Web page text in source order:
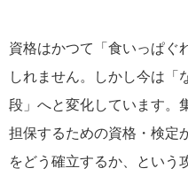
資格はかつて「食いっぱぐ
しれません。しかし今は「
段」へと変化しています。
担保するための資格・検定
をどう確立するか、という